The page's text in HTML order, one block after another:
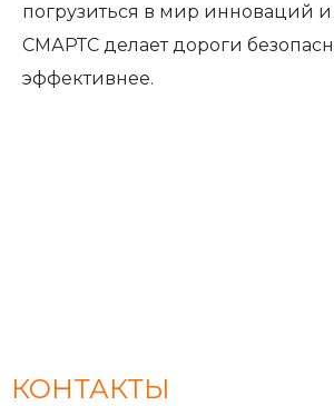
погрузиться в мир инноваций и
СМАРТС делает дороги
эффективнее.
КОНТАКТЫ